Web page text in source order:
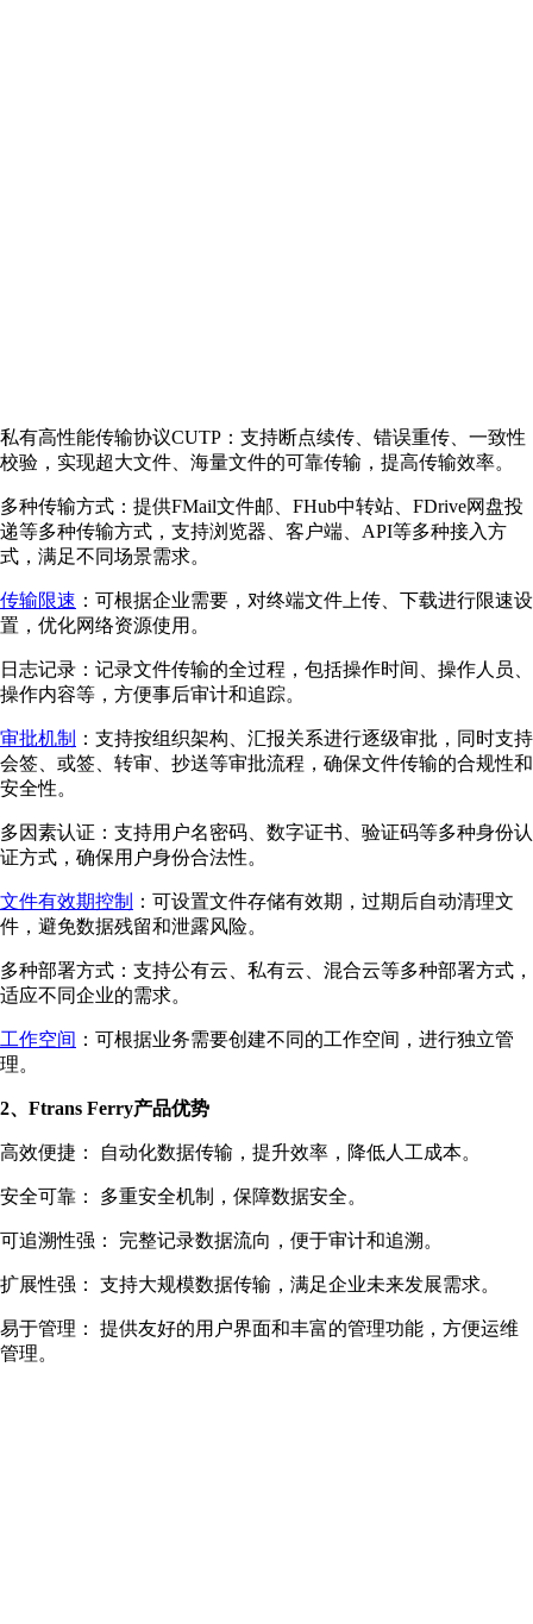
私有高性能传输协议CUTP：支持断点续传、错误重传、一致性
校验，实现超大文件、海量文件的可靠传输，提高传输效率。
多种传输方式：提供FMail文件邮、FHub中转站、FDrive网盘投
递等多种传输方式，支持浏览器、客户端、API等多种接入方
式，满足不同场景需求。
传输限速 ：可根据企业需要，对终端文件上传、下载进行限速设
置，优化网络资源使用。
日志记录：记录文件传输的全过程，包括操作时间、操作人员、
操作内容等，方便事后审计和追踪。
审批机制
：支持按组织架构、汇报关系进行逐级审批，同时支持
会签、或签、转审、抄送等审批流程，确保文件传输的合规性和
安全性。
多因素认证：支持用户名密码、数字证书、验证码等多种身份认
证方式，确保用户身份合法性。
文件有效期控制
：可设置文件存储有效期，过期后自动清理文
件，避免数据残留和泄露风险。
多种部署方式：支持公有云、私有云、混合云等多种部署方式，
适应不同企业的需求。
工作空间 ：可根据业务需要创建不同的工作空间，进行独立管
理。
2、Ftrans Ferry产品优势
高效便捷： 自动化数据传输，提升效率，降低人工成本。
安全可靠： 多重安全机制，保障数据安全。
可追溯性强： 完整记录数据流向，便于审计和追溯。
扩展性强： 支持大规模数据传输，满足企业未来发展需求。
易于管理： 提供友好的用户界面和丰富的管理功能，方便运维
管理。